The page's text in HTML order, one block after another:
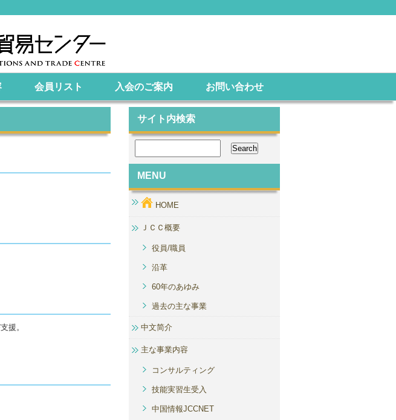
会員リスト 入会のご案内 お問い合わせ
援。
サイト内検索
MENU
HOME
ＪＣＣ概要
役員/職員
沿革
60年のあゆみ
過去の主な事業
中文简介
主な事業内容
コンサルティング
技能実習生受入
中国情報JCCNET